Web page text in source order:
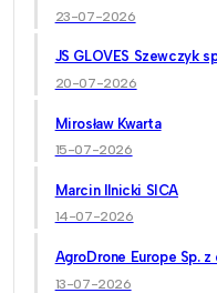
23-07-2026
JS GLOVES Szewczyk
20-07-2026
Mirosław Kwarta
15-07-2026
Marcin Ilnicki SICA
14-07-2026
AgroDrone Europe Sp. z
13-07-2026